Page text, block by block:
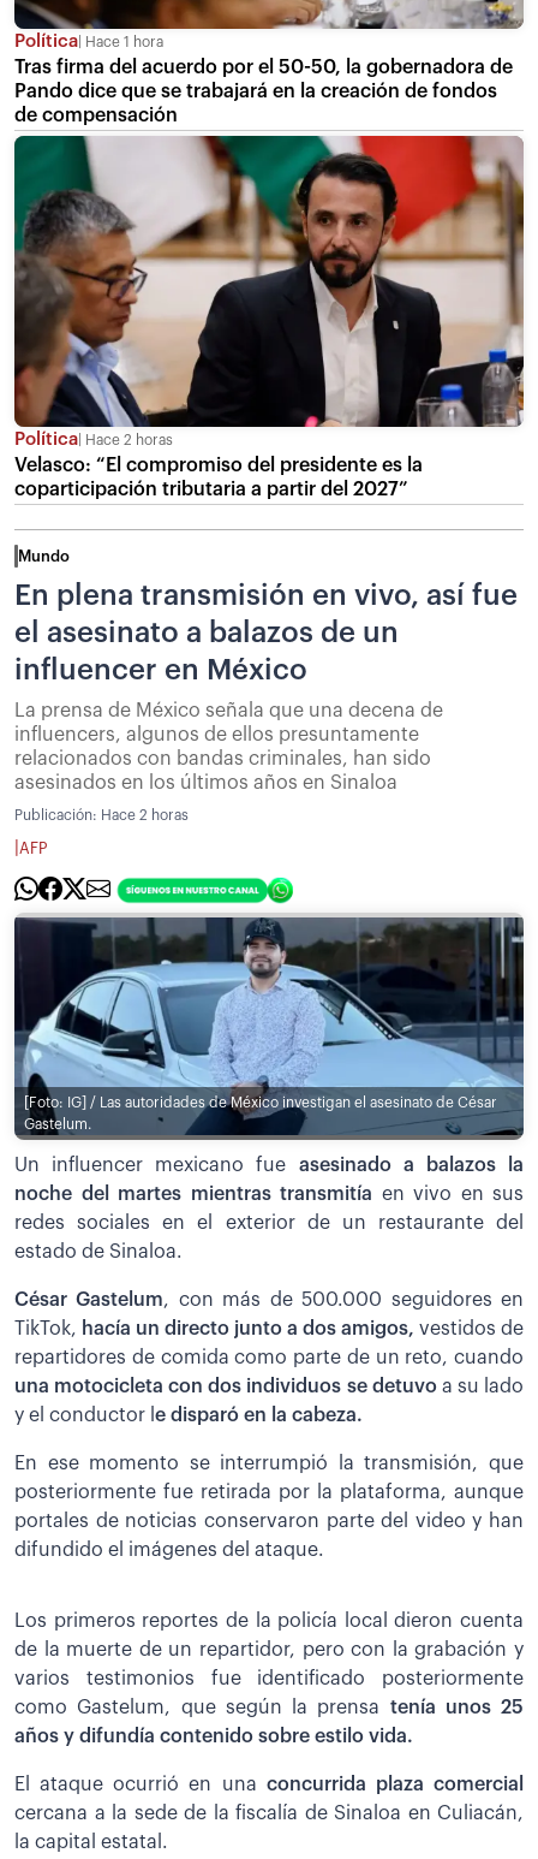
Política Hace 1 hora
Tras firma del acuerdo por el 50-50, la gobernadora de
Pando dice que se trabajará en la creación de fondos
de compensación
Política Hace 2 horas
Velasco: “El compromiso del presidente es la
coparticipación tributaria a partir del 2027”
Mundo
En plena transmisión en vivo, así fue
el asesinato a balazos de un
influencer en México
La prensa de México señala que una decena de
influencers, algunos de ellos presuntamente
relacionados con bandas criminales, han sido
asesinados en los últimos años en Sinaloa
Publicación: Hace 2 horas
AFP
[Foto: IG] / Las autoridades de México investigan el asesinato de César
Gastelum.
Un influencer mexicano fue asesinado a balazos la
noche del martes mientras transmitía en vivo en sus
redes sociales en el exterior de un restaurante del
estado de Sinaloa.
César Gastelum, con más de 500.000 seguidores en
TikTok, hacía un directo junto a dos amigos, vestidos de
repartidores de comida como parte de un reto, cuando
una motocicleta con dos individuos se detuvoa su lado
y el conductor l e disparó en la cabeza.
En ese momento se interrumpió la transmisión, que
posteriormente fue retirada por la plataforma, aunque
portales de noticias conservaron parte del video y han
difundido el imágenes del ataque.
Los primeros reportes de la policía local dieron cuenta
de la muerte de un repartidor, pero con la grabación y
varios testimonios fue identificado posteriormente
como Gastelum, que según la prensa tenía unos 25
años y difundía contenido sobre estilo vida.
El ataque ocurrió en una concurrida plaza comercial
cercana a la sede de la fiscalía de Sinaloa en Culiacán,
la capital estatal.